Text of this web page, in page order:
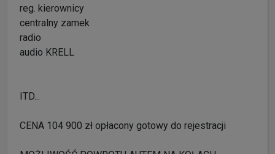
reg. kierownicy
centralny zamek
radio
audio KRELL
ITD...
CENA 104 900 zł opłacony gotowy do rejestracji